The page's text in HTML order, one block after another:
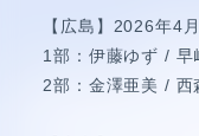
【広島】2026年4
1部：伊藤ゆず / 早
2部：金澤亜美 / 西